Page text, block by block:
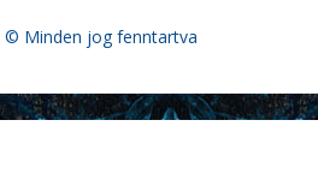
© Minden jog fenntartva